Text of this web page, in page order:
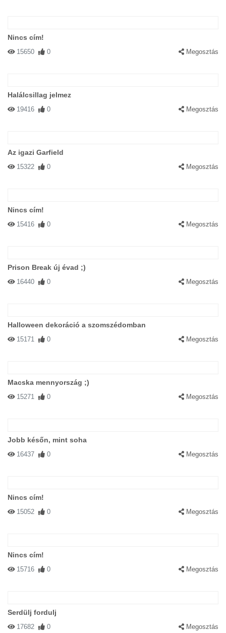
Nincs cím!
15650 0 Megosztás
Halálcsillag jelmez
19416 0 Megosztás
Az igazi Garfield
15322 0 Megosztás
Nincs cím!
15416 0 Megosztás
Prison Break új évad ;)
16440 0 Megosztás
Halloween dekoráció a szomszédomban
15171 0 Megosztás
Macska mennyország ;)
15271 0 Megosztás
Jobb későn, mint soha
16437 0 Megosztás
Nincs cím!
15052 0 Megosztás
Nincs cím!
15716 0 Megosztás
Serdülj fordulj
17682 0 Megosztás